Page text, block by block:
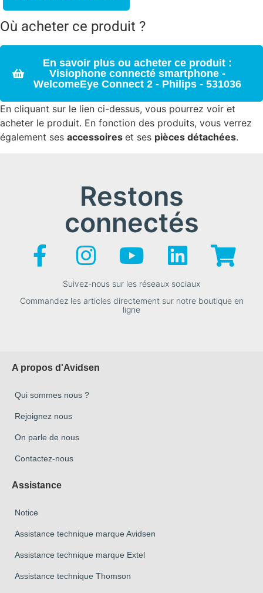
Où acheter ce produit ?
En savoir plus ou acheter ce produit :
Visiophone connecté smartphone -
WelcomeEye Connect 2 - Philips - 531036
En cliquant sur le lien ci-dessus, vous pourrez voir et
acheter le produit. En fonction des produits, vous verrez
également ses accessoires et ses pièces détachées.
Restons
connectés
Suivez-nous sur les réseaux sociaux
Commandez les articles directement sur notre boutique en
ligne
A propos d'Avidsen
Qui sommes nous ?
Rejoignez nous
On parle de nous
Contactez-nous
Assistance
Notice
Assistance technique marque Avidsen
Assistance technique marque Extel
Assistance technique Thomson